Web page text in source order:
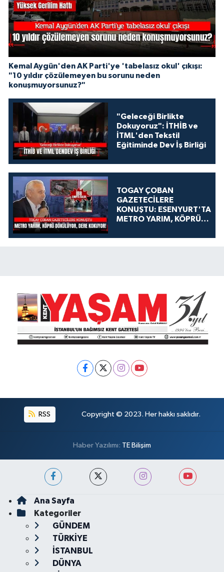
Kemal Aygün'den AK Parti'ye 'tabelasız okul' çıkışı:
"10 yıldır çözülemeyen bu sorunu neden
konuşmuyorsunuz?"
"Geleceği Birlikte
Dokuyoruz": İTHİB ve
İTML'den Tekstil
Eğitiminde Dev İş Birliği
TOGAY ÇOBAN
GAZETECİLERE
KONUŞTU: ESENYURT'TA
METRO YARIM, KÖPRÜ
KOKUYOR!
RSS Copyright © 2023. Her hakkı saklıdır.
Haber Yazılımı: TE Bilişim
Ana Sayfa
Kategoriler
GÜNDEM
TÜRKİYE
İSTANBUL
DÜNYA